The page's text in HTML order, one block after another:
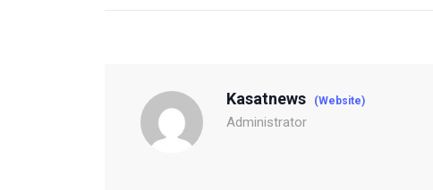
Kasatnews (Website)
Administrator